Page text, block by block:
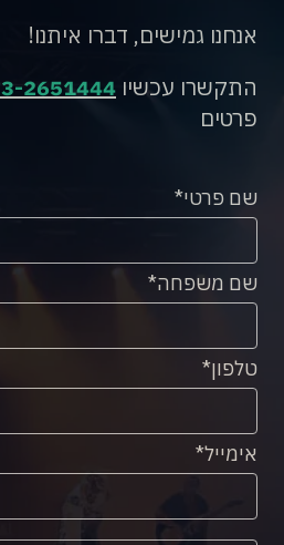
אנחנו גמישים, דברו איתנו!
התקשרו עכשיו 2651444
פרטים
שם פרטי
שם משפחה
טלפון
אימייל